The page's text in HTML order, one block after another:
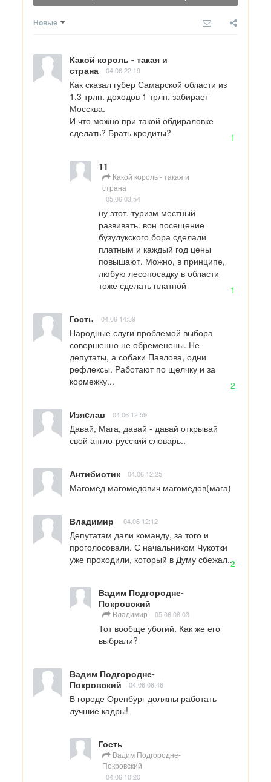
Новые
Какой король - такая и
страна
04.06 22:19
Как сказал губер Самарской области из
1,3 трлн. доходов 1 трлн. забирает
Моссква.
И что можно при такой обдираловке
сделать? Брать кредиты?
1
11
Какой король - такая и
страна
05.06 03:54
ну этот, туризм местный
развивать. вон посещение
бузулукского бора сделали
платным и каждый год цены
повышают. Можно, в принципе,
любую лесопосадку в области
тоже сделать платной
1
Гость 04.06 14:39
Народные слуги проблемой выбора
совершенно не обременены. Не
депутаты, а собаки Павлова, одни
рефлексы. Работают по щелчку и за
кормежку...
2
Изяcлав 04.06 12:59
Давай, Мага, давай - давай открывай
свой англо-русский словарь..
Антибиотик 04.06 12:25
Магомед магомедович магомедов(мага)
Владимир 04.06 12:12
Депутатам дали команду, за того и
проголосовали. С начальником Чукотки
уже проходили, который в Думу сбежал...
2
Вадим Подгородне-
Покровский
Владимир 05.06 06:03
Тот вообще убогий. Как же его
выбрали?
Вадим Подгородне-
Покровский
04.06 08:46
В городе Оренбург должны работать
лучшие кадры!
Гость
Вадим Подгородне-
Покровский
04.06 10:20